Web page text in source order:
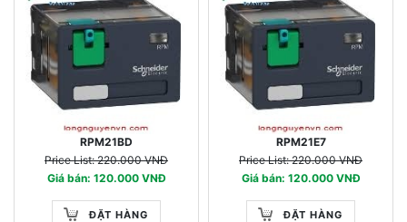
RPM21BD
Price List: 220.000 VNĐ
Giá bán: 120.000 VNĐ
ĐẶT HÀNG
RPM21E7
Price List: 220.000 VNĐ
Giá bán: 120.000 VNĐ
ĐẶT HÀNG